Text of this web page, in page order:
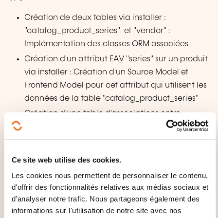
Ce site web utilise des cookies.
Les cookies nous permettent de personnaliser le contenu,
d'offrir des fonctionnalités relatives aux médias sociaux et
d'analyser notre trafic. Nous partageons également des
informations sur l'utilisation de notre site avec nos
Création de deux tables via installer :
"catalog_product_series" et "vendor" :
Implémentation des classes ORM associées
Création d'un attribut EAV "series" sur un produit
via installer : Création d'un Source Model et
Frontend Model pour cet attribut qui utilisent les
données de la table "catalog_product_series"
Création d'une table d'associations entre
"vendor" et "catalog_product_entity", utilisation
des Resource Models et Collections pour afficher
Service Contracts, API et Services Web
Service Contracts
Définition, avantages, inconvénients